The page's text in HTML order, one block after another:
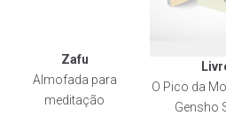
Zafu
Almofada para
meditação
O Pico da
Gensho